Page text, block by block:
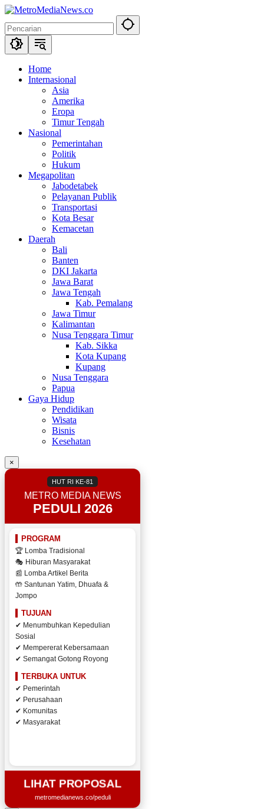
Langsung
konten
Home
Internasional
Asia
Amerika
Eropa
Timur Tengah
Nasional
Pemerintahan
Politik
Hukum
Megapolitan
Jabodetabek
Pelayanan Publik
Transportasi
Kota Besar
Kemacetan
Daerah
Bali
Banten
DKI Jakarta
Jawa Barat
Jawa Tengah
Kab. Pemalang
Jawa Timur
Kalimantan
Nusa Tenggara Timur
Kab. Sikka
Kota Kupang
Kupang
Nusa Tenggara
Papua
Gaya Hidup
Pendidikan
Wisata
Bisnis
Kesehatan
×
HUT RI KE-81
METRO MEDIA NEWS
PEDULI 2026
PROGRAM
🏆 Lomba Tradisional
🎭 Hiburan Masyarakat
📰 Lomba Artikel Berita
🤲 Santunan Yatim, Dhuafa &
Jompo
TUJUAN
✔ Menumbuhkan Kepedulian
Sosial
✔ Mempererat Kebersamaan
✔ Semangat Gotong Royong
TERBUKA UNTUK
✔ Pemerintah
✔ Perusahaan
✔ Komunitas
✔ Masyarakat
LIHAT PROPOSAL
metromedianews.co/peduli